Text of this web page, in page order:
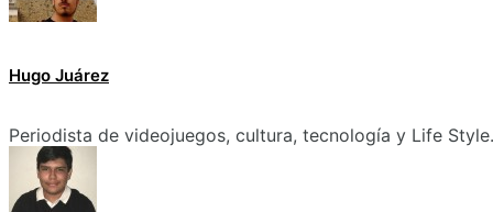
Hugo Juárez
Periodista de videojuegos, cultura, tecnología y Life Style.